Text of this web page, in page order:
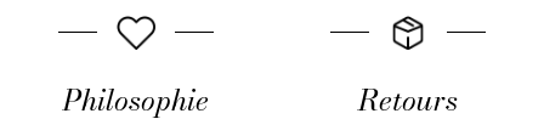
Philosophie Retours